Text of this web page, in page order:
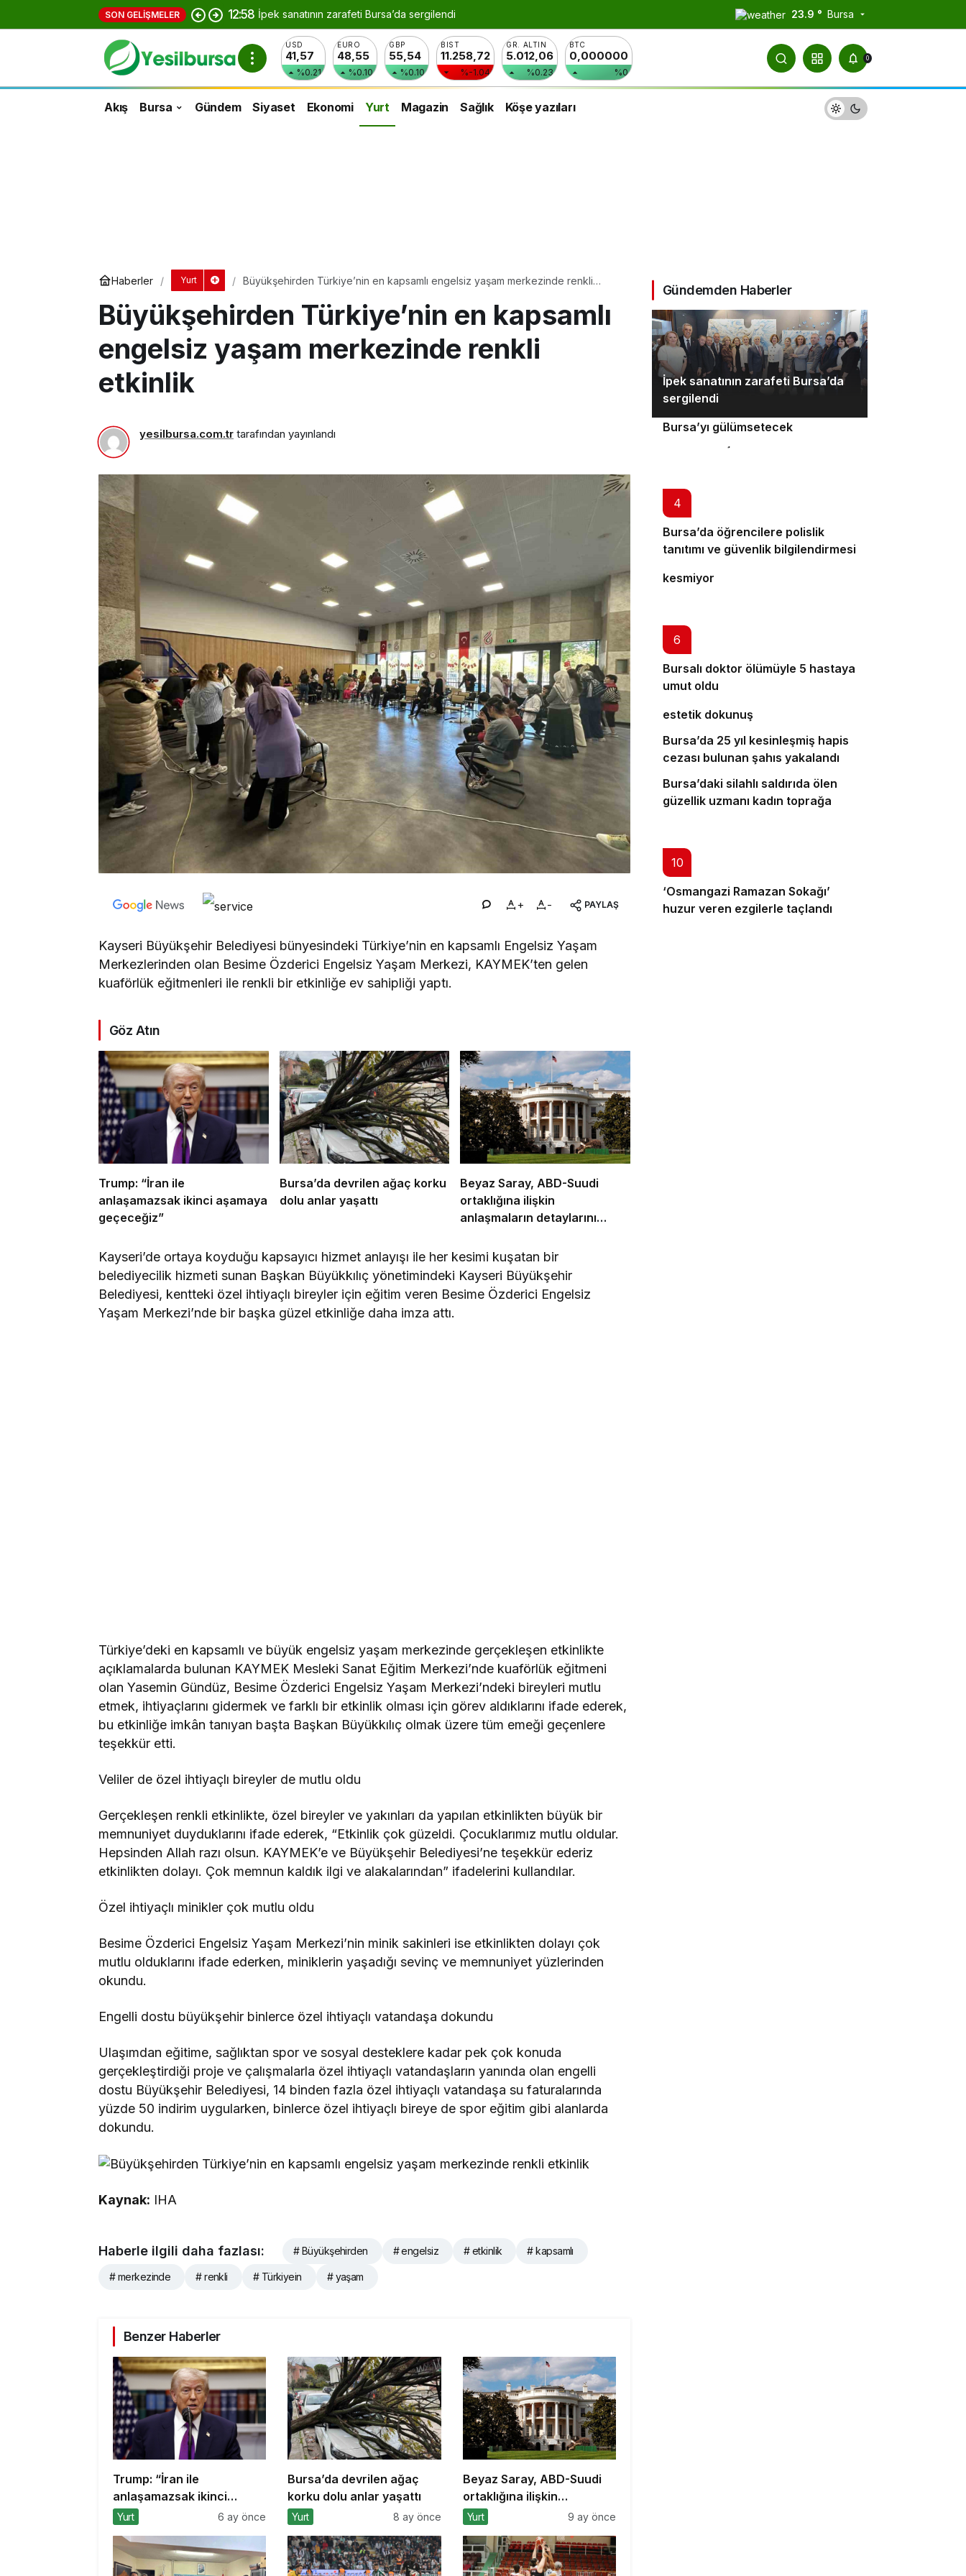
SON GELIŞMELER 12:58 İpek sanatının zarafeti Bursa’da sergilendi 23.9 ° Bursa
USD
41,57
%0.21
EURO
48,55
%0.10
GBP
55,54
%0.10
BIST
11.258,72
%-1.04
GR. ALTIN
5.012,06
%0.23
BTC
0,000000
%0
0
Akış Bursa Gündem Siyaset Ekonomi Yurt Magazin Sağlık Köşe yazıları
Haberler Yurt
Büyükşehirden Türkiye’nin en kapsamlı engelsiz yaşam merkezinde renkli
Büyükşehirden Türkiye’nin en kapsamlı
engelsiz yaşam merkezinde renkli
etkinlik
yesilbursa.com.tr tarafından yayınlandı
+ - PAYLAŞ
Kayseri Büyükşehir Belediyesi bünyesindeki Türkiye’nin en kapsamlı Engelsiz Yaşam
Merkezlerinden olan Besime Özderici Engelsiz Yaşam Merkezi, KAYMEK’ten gelen
kuaförlük eğitmenleri ile renkli bir etkinliğe ev sahipliği yaptı.
Göz Atın
Trump: “İran ile
anlaşamazsak ikinci aşamaya
geçeceğiz”
Bursa’da devrilen ağaç korku
dolu anlar yaşattı
Beyaz Saray, ABD-Suudi
ortaklığına ilişkin
anlaşmaların detaylarını
Kayseri’de ortaya koyduğu kapsayıcı hizmet anlayışı ile her kesimi kuşatan bir
belediyecilik hizmeti sunan Başkan Büyükkılıç yönetimindeki Kayseri Büyükşehir
Belediyesi, kentteki özel ihtiyaçlı bireyler için eğitim veren Besime Özderici Engelsiz
Yaşam Merkezi’nde bir başka güzel etkinliğe daha imza attı.
Türkiye’deki en kapsamlı ve büyük engelsiz yaşam merkezinde gerçekleşen etkinlikte
açıklamalarda bulunan KAYMEK Mesleki Sanat Eğitim Merkezi’nde kuaförlük eğitmeni
olan Yasemin Gündüz, Besime Özderici Engelsiz Yaşam Merkezi’ndeki bireyleri mutlu
etmek, ihtiyaçlarını gidermek ve farklı bir etkinlik olması için görev aldıklarını ifade ederek,
bu etkinliğe imkân tanıyan başta Başkan Büyükkılıç olmak üzere tüm emeği geçenlere
teşekkür etti.
Veliler de özel ihtiyaçlı bireyler de mutlu oldu
Gerçekleşen renkli etkinlikte, özel bireyler ve yakınları da yapılan etkinlikten büyük bir
memnuniyet duyduklarını ifade ederek, “Etkinlik çok güzeldi. Çocuklarımız mutlu oldular.
Hepsinden Allah razı olsun. KAYMEK’e ve Büyükşehir Belediyesi’ne teşekkür ederiz
etkinlikten dolayı. Çok memnun kaldık ilgi ve alakalarından” ifadelerini kullandılar.
Özel ihtiyaçlı minikler çok mutlu oldu
Besime Özderici Engelsiz Yaşam Merkezi’nin minik sakinleri ise etkinlikten dolayı çok
mutlu olduklarını ifade ederken, miniklerin yaşadığı sevinç ve memnuniyet yüzlerinden
okundu.
Engelli dostu büyükşehir binlerce özel ihtiyaçlı vatandaşa dokundu
Ulaşımdan eğitime, sağlıktan spor ve sosyal desteklere kadar pek çok konuda
gerçekleştirdiği proje ve çalışmalarla özel ihtiyaçlı vatandaşların yanında olan engelli
dostu Büyükşehir Belediyesi, 14 binden fazla özel ihtiyaçlı vatandaşa su faturalarında
yüzde 50 indirim uygularken, binlerce özel ihtiyaçlı bireye de spor eğitim gibi alanlarda
dokundu.
Kaynak: IHA
Haberle ilgili daha fazlası: # Büyükşehirden # engelsiz # etkinlik # kapsamlı
# merkezinde # renkli # Türkiyein # yaşam
Benzer Haberler
Trump: “İran ile
anlaşamazsak ikinci
aşamaya geçeceğiz”
Yurt 6 ay önce
Bursa’da devrilen ağaç
korku dolu anlar yaşattı
Yurt 8 ay önce
Beyaz Saray, ABD-Suudi
ortaklığına ilişkin
anlaşmaların detaylarını
Yurt 9 ay önce
Gündemden Haberler
İpek sanatının zarafeti Bursa’da
sergilendi
2
Bursa’yı gülümsetecek
4
Bursa’da öğrencilere polislik
tanıtımı ve güvenlik bilgilendirmesi
5
kesmiyor
6
Bursalı doktor ölümüyle 5 hastaya
umut oldu
7
estetik dokunuş
8
Bursa’da 25 yıl kesinleşmiş hapis
cezası bulunan şahıs yakalandı
9
Bursa’daki silahlı saldırıda ölen
güzellik uzmanı kadın toprağa
10
‘Osmangazi Ramazan Sokağı’
huzur veren ezgilerle taçlandı